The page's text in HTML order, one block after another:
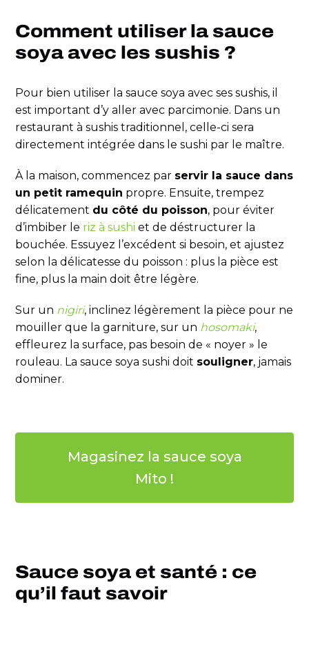
Comment utiliser la sauce
soya avec les sushis ?
Pour bien utiliser la sauce soya avec ses sushis, il
est important d’y aller avec parcimonie. Dans un
restaurant à sushis traditionnel, celle-ci sera
directement intégrée dans le sushi par le maître.
À la maison, commencez par servir la sauce dans
un petit ramequin propre. Ensuite, trempez
délicatement du côté du poisson, pour éviter
d’imbiber le riz à sushi et de déstructurer la
bouchée. Essuyez l’excédent si besoin, et ajustez
selon la délicatesse du poisson : plus la pièce est
fine, plus la main doit être légère.
Sur un nigiri, inclinez légèrement la pièce pour ne
mouiller que la garniture, sur un hosomaki,
effleurez la surface, pas besoin de « noyer » le
rouleau. La sauce soya sushi doit souligner, jamais
dominer.
Magasinez la sauce soya
Mito !
Sauce soya et santé : ce
qu’il faut savoir